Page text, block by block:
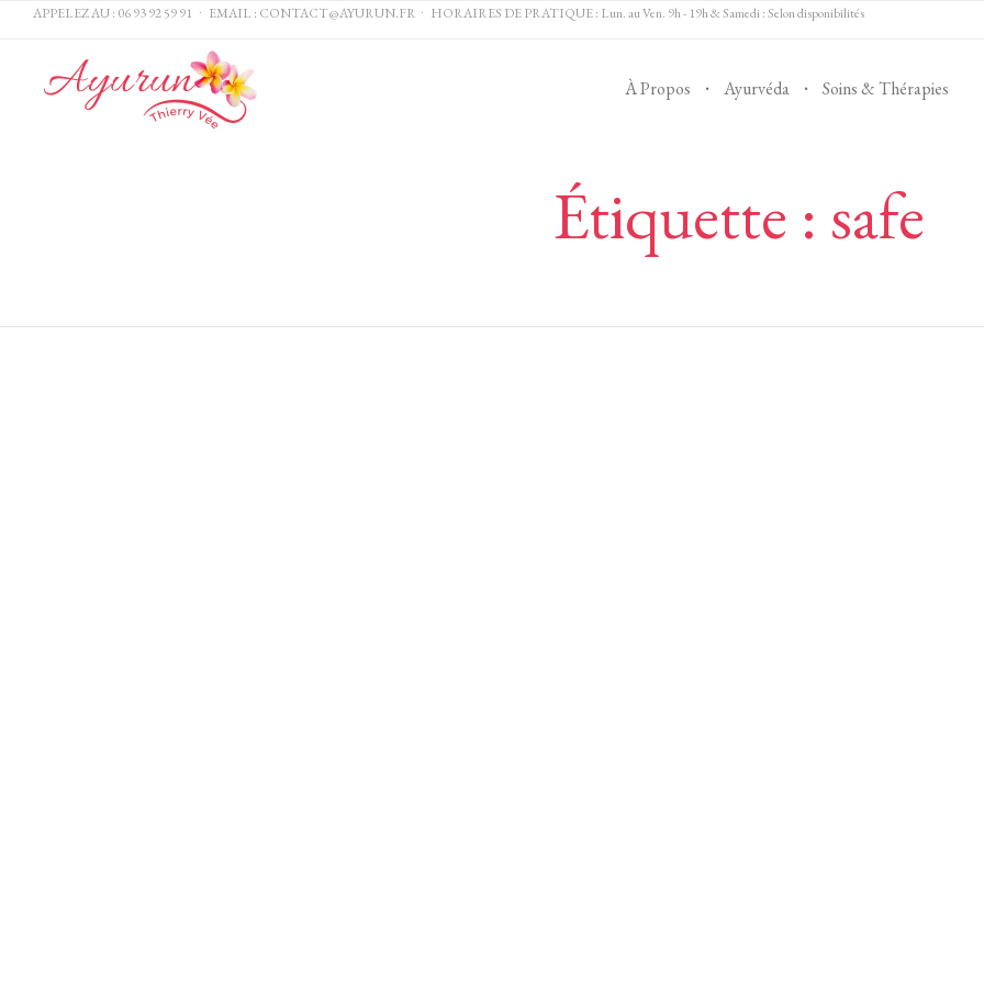
APPELEZ AU : 06 93 92 59 91 ∙ EMAIL : CONTACT@AYURUN.FR ∙ HORAIRES DE PRATIQUE : Lun. au Ven. 9h - 19h & Samedi : Selon disponibilités
À Propos Ayurvéda Soins & Thérapies
Étiquette : safe